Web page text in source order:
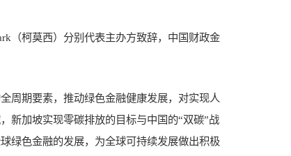
（柯莫西）分别代表主办方致辞，中国财政金
周期要素，推动绿色金融健康发展，对实现人
新加坡实现零碳排放的目标与中国的“双碳”战
绿色金融的发展，为全球可持续发展做出积极